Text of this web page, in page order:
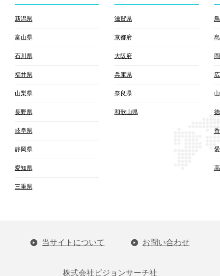
新潟県
富山県
石川県
福井県
山梨県
長野県
岐阜県
静岡県
愛知県
三重県
滋賀県
京都府
大阪府
兵庫県
奈良県
和歌山県
当サイトについて お問い合わせ
株式会社ビジョンサーチ社